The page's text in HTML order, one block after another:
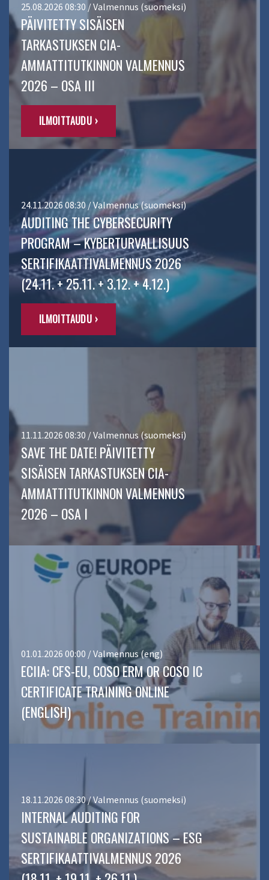
25.08.2026 08:30 / Valmennus (suomeksi)
PÄIVITETTY SISÄISEN
TARKASTUKSEN CIA-
AMMATTITUTKINNON VALMENNUS
2026 – OSA III
ILMOITTAUDU ›
24.11.2026 08:30 / Valmennus (suomeksi)
AUDITING THE CYBERSECURITY
PROGRAM – KYBERTURVALLISUUS
SERTIFIKAATTIVALMENNUS 2026
(24.11. + 25.11. + 3.12. + 4.12.)
ILMOITTAUDU ›
11.11.2026 08:30 / Valmennus (suomeksi)
SAVE THE DATE! PÄIVITETTY
SISÄISEN TARKASTUKSEN CIA-
AMMATTITUTKINNON VALMENNUS
2026 – OSA I
01.01.2026 00:00 / Valmennus (eng)
ECIIA: CFS-EU, COSO ERM OR COSO IC
CERTIFICATE TRAINING ONLINE
(ENGLISH)
18.11.2026 08:30 / Valmennus (suomeksi)
INTERNAL AUDITING FOR
SUSTAINABLE ORGANIZATIONS – ESG
SERTIFIKAATTIVALMENNUS 2026